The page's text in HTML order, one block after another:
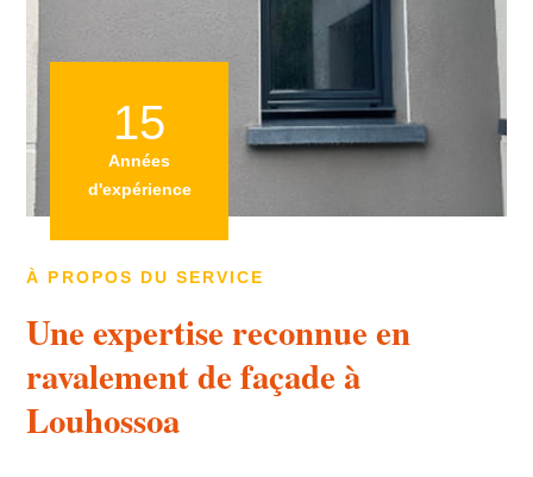
À PROPOS DU SERVICE
Une expertise reconnue en
ravalement de façade à
Louhossoa
15
Années
d'expérience